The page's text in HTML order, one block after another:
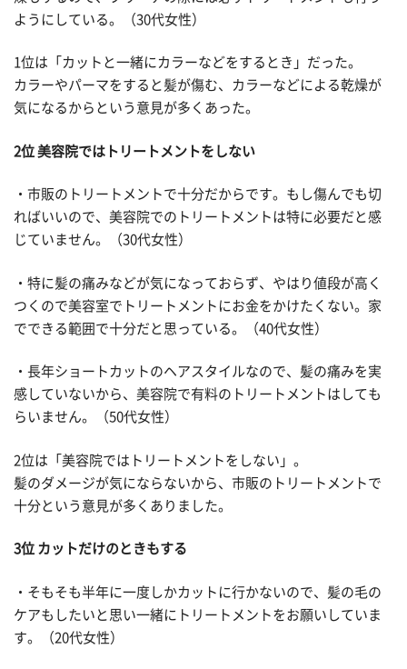
ようにしている。（30代女性）
1位は「カットと一緒にカラーなどをするとき」だった。
カラーやパーマをすると髪が傷む、カラーなどによる乾燥が
気になるからという意見が多くあった。
2位 美容院ではトリートメントをしない
・市販のトリートメントで十分だからです。もし傷んでも切
ればいいので、美容院でのトリートメントは特に必要だと感
じていません。（30代女性）
・特に髪の痛みなどが気になっておらず、やはり値段が高く
つくので美容室でトリートメントにお金をかけたくない。家
でできる範囲で十分だと思っている。（40代女性）
・長年ショートカットのヘアスタイルなので、髪の痛みを実
感していないから、美容院で有料のトリートメントはしても
らいません。（50代女性）
2位は「美容院ではトリートメントをしない」。
髪のダメージが気にならないから、市販のトリートメントで
十分という意見が多くありました。
3位 カットだけのときもする
・そもそも半年に一度しかカットに行かないので、髪の毛の
ケアもしたいと思い一緒にトリートメントをお願いしていま
す。（20代女性）